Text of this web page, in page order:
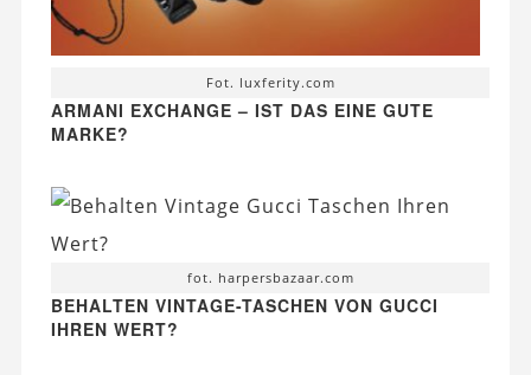
Fot. luxferity.com
ARMANI EXCHANGE – IST DAS EINE GUTE
MARKE?
fot. harpersbazaar.com
BEHALTEN VINTAGE-TASCHEN VON GUCCI
IHREN WERT?